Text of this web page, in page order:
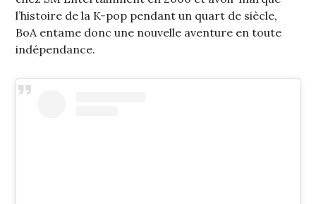
l’histoire de la K-pop pendant un quart de siècle,
BoA entame donc une nouvelle aventure en toute
indépendance.